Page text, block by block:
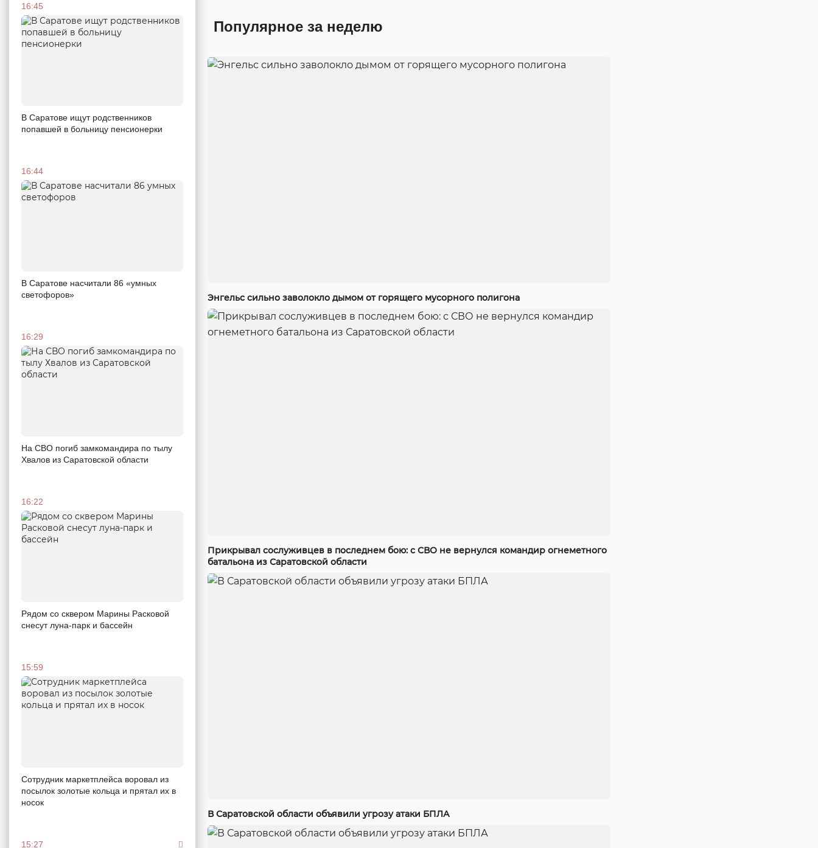
16:45
В Саратове ищут родственников
попавшей в больницу пенсионерки
16:44
В Саратове насчитали 86 «умных
светофоров»
16:29
На СВО погиб замкомандира по тылу
Хвалов из Саратовской области
16:22
Рядом со сквером Марины Расковой
снесут луна-парк и бассейн
15:59
Сотрудник маркетплейса воровал из
посылок золотые кольца и прятал их в
носок
15:27
Популярное за неделю
Энгельс сильно заволокло дымом от горящего мусорного полигона
Прикрывал сослуживцев в последнем бою: с СВО не вернулся командир огнеметного
батальона из Саратовской области
В Саратовской области объявили угрозу атаки БПЛА